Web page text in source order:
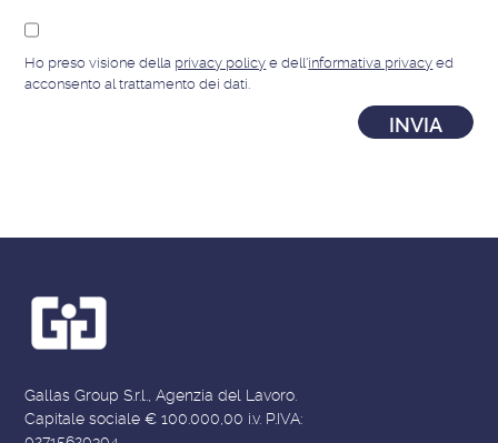
Ho preso visione della privacy policy e dell'informativa privacy ed
acconsento al trattamento dei dati.
Gallas Group S.r.l., Agenzia del Lavoro.
Capitale sociale € 100.000,00 i.v. P.IVA: